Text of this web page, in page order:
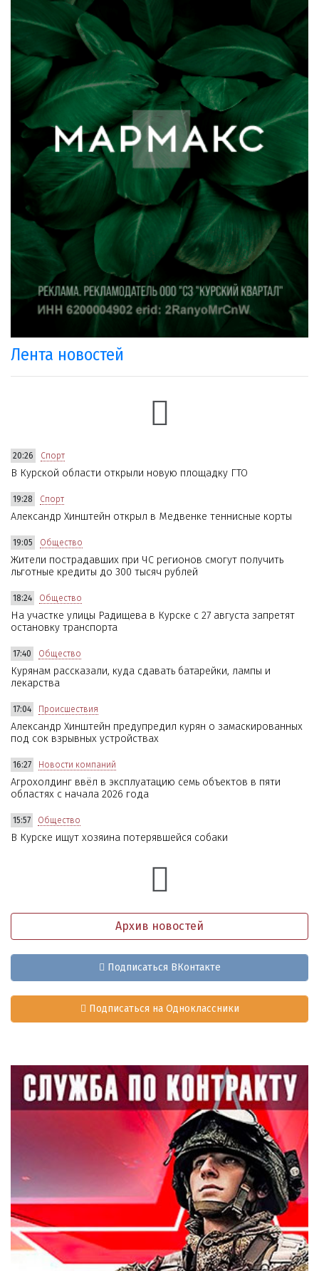
Лента новостей
20:26 Спорт
В Курской области открыли новую площадку ГТО
19:28 Спорт
Александр Хинштейн открыл в Медвенке теннисные корты
19:05 Общество
Жители пострадавших при ЧС регионов смогут получить
льготные кредиты до 300 тысяч рублей
18:24 Общество
На участке улицы Радищева в Курске с 27 августа запретят
остановку транспорта
17:40 Общество
Курянам рассказали, куда сдавать батарейки, лампы и
лекарства
17:04 Происшествия
Александр Хинштейн предупредил курян о замаскированных
под сок взрывных устройствах
16:27 Новости компаний
Агрохолдинг ввёл в эксплуатацию семь объектов в пяти
областях с начала 2026 года
15:57 Общество
В Курске ищут хозяина потерявшейся собаки
Архив новостей
Подписаться ВКонтакте
Подписаться на Одноклассники